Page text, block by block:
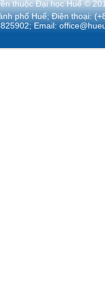
thuộc Đại học Huế ©
phố Huế; Điện thoại:
Email: